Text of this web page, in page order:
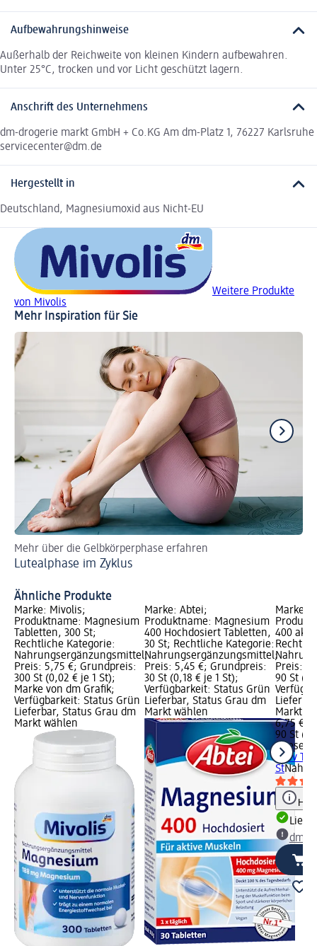
Aufbewahrungshinweise
Außerhalb der Reichweite von kleinen Kindern aufbewahren.
Unter 25°C, trocken und vor Licht geschützt lagern.
Anschrift des Unternehmens
dm-drogerie markt GmbH + Co.KG Am dm-Platz 1, 76227 Karlsruhe
servicecenter@dm.de
Hergestellt in
Deutschland, Magnesiumoxid aus Nicht-EU
Weitere Produkte
von Mivolis
Mehr Inspiration für Sie
Mehr über die Gelbkörperphase erfahren
Lutealphase im Zyklus
Ähnliche Produkte
Marke: Mivolis;
Produktname: Magnesium
Tabletten, 300 St;
Rechtliche Kategorie:
Nahrungsergänzungsmittel;
Preis: 5,75 €; Grundpreis:
300 St (0,02 € je 1 St);
Marke von dm Grafik;
Verfügbarkeit: Status Grün
Lieferbar, Status Grau dm
Markt wählen
Marke: Abtei;
Produktname: Magnesium
400 Hochdosiert Tabletten,
30 St; Rechtliche Kategorie:
Nahrungsergänzungsmittel;
Preis: 5,45 €; Grundpreis:
30 St (0,18 € je 1 St);
Verfügbarkeit: Status Grün
Lieferbar, Status Grau dm
Markt wählen
Marke:
400
Preis:
90 St
Markt
6,75 €
90 St
tetesept
aktiv
St
dm